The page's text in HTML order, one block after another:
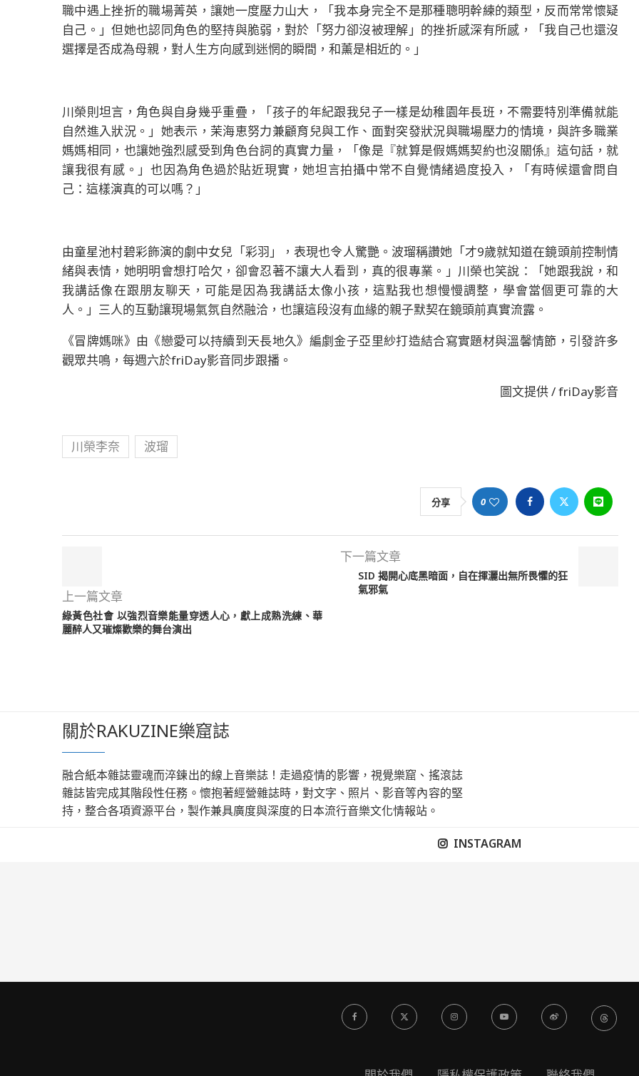
職中遇上挫折的職場菁英，讓她一度壓力山大，「我本身完全不是那種聰明幹練的類型，反而常常懷疑
自己。」但她也認同角色的堅持與脆弱，對於「努力卻沒被理解」的挫折感深有所感，「我自己也還沒
選擇是否成為母親，對人生方向感到迷惘的瞬間，和薰是相近的。」
川榮則坦言，角色與自身幾乎重疊，「孩子的年紀跟我兒子一樣是幼稚園年長班，不需要特別準備就能
自然進入狀況。」她表示，茉海恵努力兼顧育兒與工作、面對突發狀況與職場壓力的情境，與許多職業
媽媽相同，也讓她強烈感受到角色台詞的真實力量，「像是『就算是假媽媽契約也沒關係』這句話，就
讓我很有感。」也因為角色過於貼近現實，她坦言拍攝中常不自覺情緒過度投入，「有時候還會問自
己：這樣演真的可以嗎？」
由童星池村碧彩飾演的劇中女兒「彩羽」，表現也令人驚艷。波瑠稱讚她「才9歲就知道在鏡頭前控制情
緒與表情，她明明會想打哈欠，卻會忍著不讓大人看到，真的很專業。」川榮也笑說：「她跟我說，和
我講話像在跟朋友聊天，可能是因為我講話太像小孩，這點我也想慢慢調整，學會當個更可靠的大
人。」三人的互動讓現場氣氛自然融洽，也讓這段沒有血緣的親子默契在鏡頭前真實流露。
《冒牌媽咪》由《戀愛可以持續到天長地久》編劇金子亞里紗打造結合寫實題材與溫馨情節，引發許多
觀眾共鳴，每週六於friDay影音同步跟播。
圖文提供 / friDay影音
川榮李奈 波瑠
分享 0
上一篇文章
綠黃色社會 以強烈音樂能量穿透人心，獻上成熟洗練、華
麗醉人又璀燦歡樂的舞台演出
下一篇文章
SID 揭開心底黑暗面，自在揮灑出無所畏懼的狂
氣邪氣
關於RAKUZINE樂窟誌
融合紙本雜誌靈魂而淬鍊出的線上音樂誌！走過疫情的影響，視覺樂窟、搖滾誌
雜誌皆完成其階段性任務。懷抱著經營雜誌時，對文字、照片、影音等內容的堅
持，整合各項資源平台，製作兼具廣度與深度的日本流行音樂文化情報站。
INSTAGRAM